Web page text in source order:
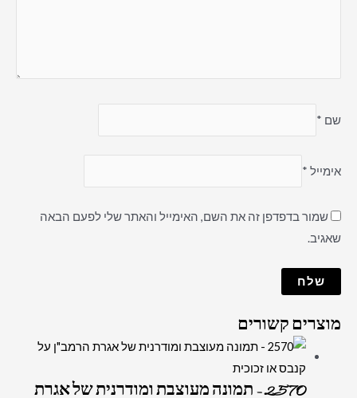
שם *
אימייל *
שמור בדפדפן זה את השם, האימייל והאתר שלי לפעם הבאה
שאגיב.
מוצרים קשורים
2570 – תמונה מעוצבת ומודרנית של אגרת